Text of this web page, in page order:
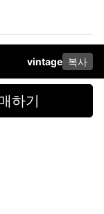
vintage 복사
하기
자 정보다운로드